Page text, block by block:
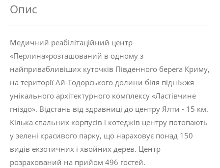
Опис
Медичний реабілітаційний центр
«Перлина»розташований в одному з
найпривабливіших куточків Південного берега Криму,
на території Ай-Тодорського долини біля підніжжя
унікального архітектурного комплексу «Ластівчине
гніздо». Відстань від здравниці до центру Ялти - 15 км.
Кілька спальних корпусів і котеджів центру потопають
у зелені красивого парку, що нараховує понад 150
видів екзотичних і хвойних дерев. Центр
розрахований на прийом 496 гостей.